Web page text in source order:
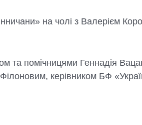
на чолі з Валерієм
та помічницями Геннадія
керівником БФ